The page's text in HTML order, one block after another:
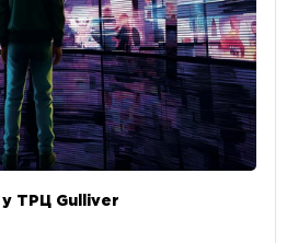
у ТРЦ Gulliver